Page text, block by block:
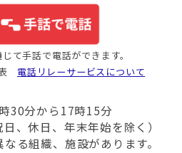
て手話で電話ができます。
電話リレーサービスについて
30分から17時15分
、休日、年末年始を除く）
る組織、施設があります。